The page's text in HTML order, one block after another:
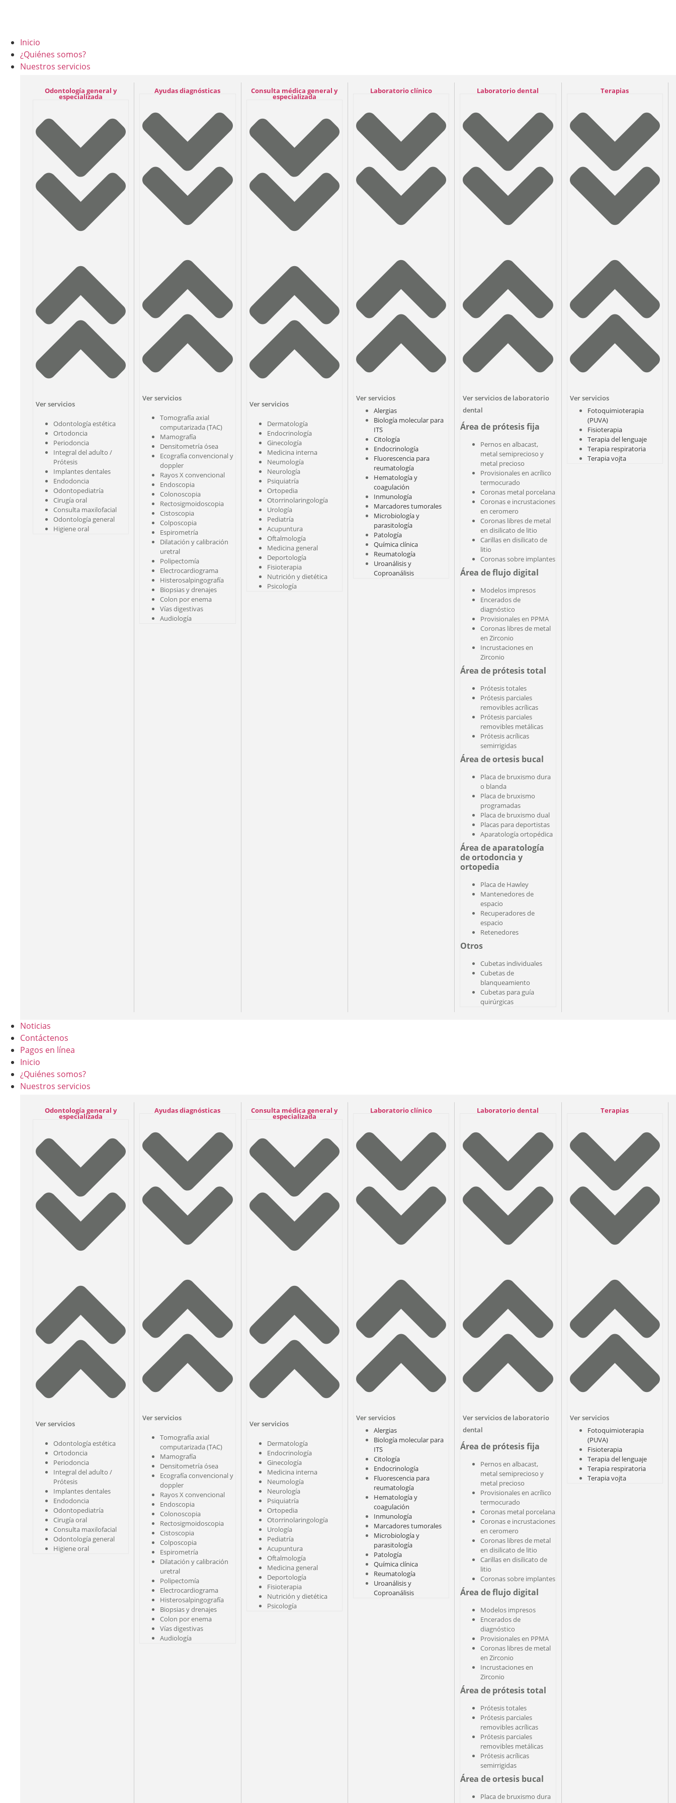
Inicio
¿Quiénes somos?
Nuestros servicios
Odontología general y
especializada
Ver servicios
Odontología estética
Ortodoncia
Periodoncia
Integral del adulto /
Prótesis
Implantes dentales
Endodoncia
Odontopediatría
Cirugía oral
Consulta maxilofacial
Odontología general
Higiene oral
Ayudas diagnósticas
Ver servicios
Tomografía axial
computarizada (TAC)
Mamografía
Densitometría ósea
Ecografía convencional y
doppler
Rayos X convencional
Endoscopia
Colonoscopia
Rectosigmoidoscopia
Cistoscopia
Colposcopia
Espirometría
Dilatación y calibración
uretral
Polipectomía
Electrocardiograma
Histerosalpingografía
Biopsias y drenajes
Colon por enema
Vías digestivas
Audiología
Consulta médica general y
especializada
Ver servicios
Dermatología
Endocrinología
Ginecología
Medicina interna
Neumología
Neurología
Psiquiatría
Ortopedia
Otorrinolaringología
Urología
Pediatría
Acupuntura
Oftalmología
Medicina general
Deportología
Fisioterapia
Nutrición y dietética
Psicología
Laboratorio clínico
Ver servicios
Alergias
Biología molecular para
ITS
Citología
Endocrinología
Fluorescencia para
reumatología
Hematología y
coagulación
Inmunología
Marcadores tumorales
Microbiología y
parasitología
Patología
Química clínica
Reumatología
Uroanálisis y
Coproanálisis
Laboratorio dental
Ver servicios de laboratorio
dental
Área de prótesis fija
Pernos en albacast,
metal semiprecioso y
metal precioso
Provisionales en acrílico
termocurado
Coronas metal porcelana
Coronas e incrustaciones
en ceromero
Coronas libres de metal
en disilicato de litio
Carillas en disilicato de
litio
Coronas sobre implantes
Área de flujo digital
Modelos impresos
Encerados de
diagnóstico
Provisionales en PPMA
Coronas libres de metal
en Zirconio
Incrustaciones en
Zirconio
Área de prótesis total
Prótesis totales
Prótesis parciales
removibles acrílicas
Prótesis parciales
removibles metálicas
Prótesis acrílicas
semirrigidas
Área de ortesis bucal
Placa de bruxismo dura
o blanda
Placa de bruxismo
programadas
Placa de bruxismo dual
Placas para deportistas
Aparatología ortopédica
Área de aparatología
de ortodoncia y
ortopedia
Placa de Hawley
Mantenedores de
espacio
Recuperadores de
espacio
Retenedores
Otros
Cubetas individuales
Cubetas de
blanqueamiento
Cubetas para guía
quirúrgicas
Terapias
Ver servicios
Fotoquimioterapia
(PUVA)
Fisioterapia
Terapia del lenguaje
Terapia respiratoria
Terapia vojta
Noticias
Contáctenos
Pagos en línea
Inicio
¿Quiénes somos?
Nuestros servicios
Odontología general y
especializada
Ver servicios
Odontología estética
Ortodoncia
Periodoncia
Integral del adulto /
Prótesis
Implantes dentales
Endodoncia
Odontopediatría
Cirugía oral
Consulta maxilofacial
Odontología general
Higiene oral
Ayudas diagnósticas
Ver servicios
Tomografía axial
computarizada (TAC)
Mamografía
Densitometría ósea
Ecografía convencional y
doppler
Rayos X convencional
Endoscopia
Colonoscopia
Rectosigmoidoscopia
Cistoscopia
Colposcopia
Espirometría
Dilatación y calibración
uretral
Polipectomía
Electrocardiograma
Histerosalpingografía
Biopsias y drenajes
Colon por enema
Vías digestivas
Audiología
Consulta médica general y
especializada
Ver servicios
Dermatología
Endocrinología
Ginecología
Medicina interna
Neumología
Neurología
Psiquiatría
Ortopedia
Otorrinolaringología
Urología
Pediatría
Acupuntura
Oftalmología
Medicina general
Deportología
Fisioterapia
Nutrición y dietética
Psicología
Laboratorio clínico
Ver servicios
Alergias
Biología molecular para
ITS
Citología
Endocrinología
Fluorescencia para
reumatología
Hematología y
coagulación
Inmunología
Marcadores tumorales
Microbiología y
parasitología
Patología
Química clínica
Reumatología
Uroanálisis y
Coproanálisis
Laboratorio dental
Ver servicios de laboratorio
dental
Área de prótesis fija
Pernos en albacast,
metal semiprecioso y
metal precioso
Provisionales en acrílico
termocurado
Coronas metal porcelana
Coronas e incrustaciones
en ceromero
Coronas libres de metal
en disilicato de litio
Carillas en disilicato de
litio
Coronas sobre implantes
Área de flujo digital
Modelos impresos
Encerados de
diagnóstico
Provisionales en PPMA
Coronas libres de metal
en Zirconio
Incrustaciones en
Zirconio
Área de prótesis total
Prótesis totales
Prótesis parciales
removibles acrílicas
Prótesis parciales
removibles metálicas
Prótesis acrílicas
semirrigidas
Área de ortesis bucal
Placa de bruxismo dura
Terapias
Ver servicios
Fotoquimioterapia
(PUVA)
Fisioterapia
Terapia del lenguaje
Terapia respiratoria
Terapia vojta